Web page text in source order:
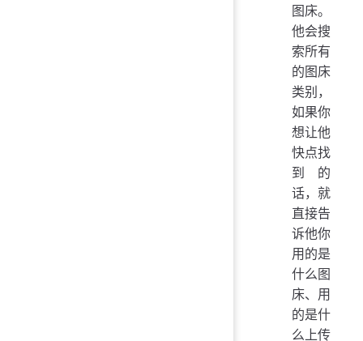
图床。
他会搜
索所有
的图床
类别，
如果你
想让他
快点找
到的
话，就
直接告
诉他你
用的是
什么图
床、用
的是什
么上传